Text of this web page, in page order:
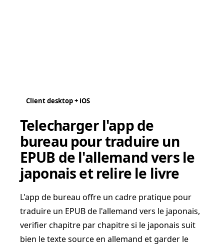
Client desktop + iOS
Telecharger l'app de
bureau pour traduire un
EPUB de l'allemand vers le
japonais et relire le livre
L'app de bureau offre un cadre pratique pour
traduire un EPUB de l'allemand vers le japonais,
verifier chapitre par chapitre si le japonais suit
bien le texte source en allemand et garder le